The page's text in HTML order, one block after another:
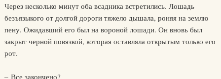
Через несколько минут оба всадника встретились. Лошадь
безъязыкого от долгой дороги тяжело дышала, роняя на землю
пену. Ожидавший его был на вороной лошади. Он вновь был
закрыт черной повязкой, которая оставляла открытым только его
рот.
– Все закончено?